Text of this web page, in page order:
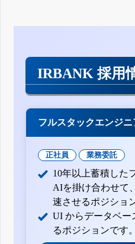
IRBANK 採用
フルスタックエンジニ
正社員 業務委託
10年以上蓄積した
AIを掛け合わせて
速させるポジショ
UI からデータベー
るポジションです。